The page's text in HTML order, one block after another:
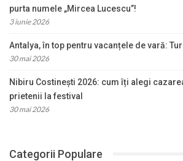
purta numele „Mircea Lucescu”!
3 iunie 2026
Antalya, în top pentru vacanțele de vară:
30 mai 2026
Nibiru Costinești 2026: cum îți alegi
prietenii la festival
30 mai 2026
Categorii Populare